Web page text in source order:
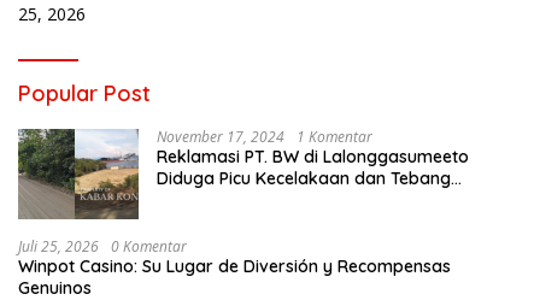
25, 2026
Popular Post
November 17, 2024 1 Komentar
Reklamasi PT. BW di Lalonggasumeeto
Diduga Picu Kecelakaan dan Tebang
Juli 25, 2026 0 Komentar
Winpot Casino: Su Lugar de Diversión y Recompensas
Genuinos